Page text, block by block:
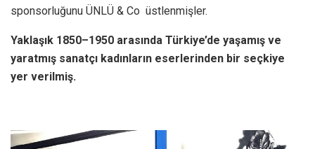
sponsorluğunu ÜNLÜ & Co üstlenmişler.
Yaklaşık 1850–1950 arasında Türkiye’de yaşamış ve
yaratmış sanatçı kadınların eserlerinden bir seçkiye
yer verilmiş.